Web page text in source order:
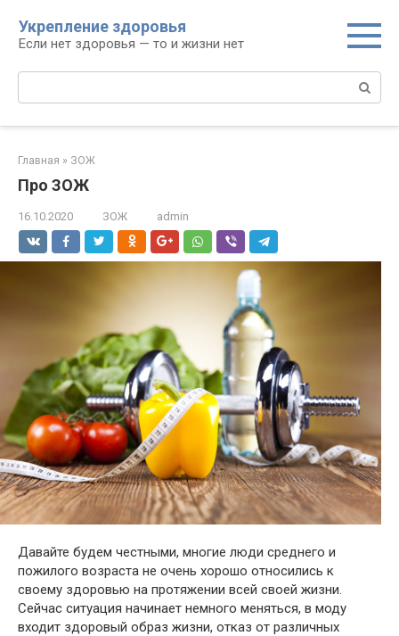
контенту
Укрепление здоровья
Если нет здоровья — то и жизни нет
Поиск:
Главная » ЗОЖ
Про ЗОЖ
16.10.2020 ЗОЖ admin
Давайте будем честными, многие люди среднего и
пожилого возраста не очень хорошо относились к
своему здоровью на протяжении всей своей жизни.
Сейчас ситуация начинает немного меняться, в моду
входит здоровый образ жизни, отказ от различных